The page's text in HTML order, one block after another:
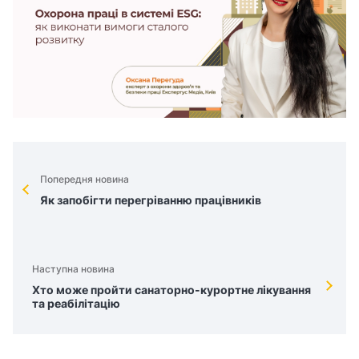
Попередня новина
Як запобігти перегріванню працівників
Наступна новина
Хто може пройти санаторно-курортне лікування
та реабілітацію